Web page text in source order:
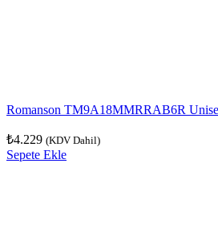
Romanson TM9A18MMRRAB6R
₺4.229 (KDV Dahil)
Sepete Ekle